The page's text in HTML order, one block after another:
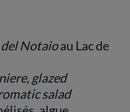
del Notaioau Lac de
glazed
salad